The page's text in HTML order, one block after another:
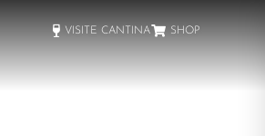
VISITE CANTINA SHOP